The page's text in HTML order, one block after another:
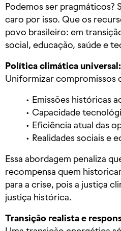
Podemos ser pragmáticos?
caro por isso. Que os
povo brasileiro: em
social, educação, saúde e
Política climática
Uniformizar compromissos
• Emissões históricas
• Capacidade
• Eficiência atual das
• Realidades sociais e
Essa abordagem penaliza
recompensa quem
para a crise, pois a justiça
justiça histórica.
Transição realista e